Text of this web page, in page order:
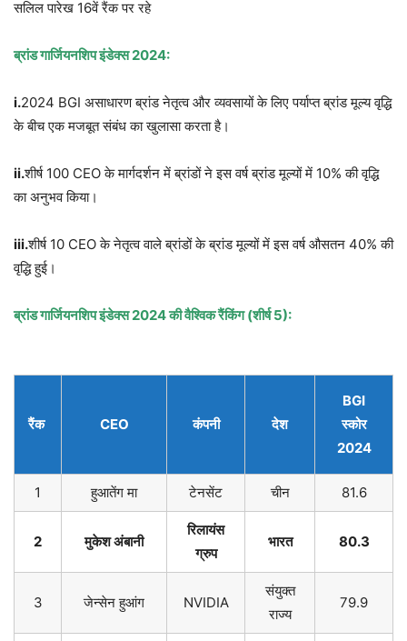
सलिल पारेख 16वें रैंक पर रहे
ब्रांड गार्जियनशिप इंडेक्स2024:
i.2024 BGI असाधारण ब्रांड नेतृत्व और व्यवसायों के लिए पर्याप्त ब्रांड मूल्य वृद्धि
के बीच एक मजबूत संबंध का खुलासा करता है।
ii.शीर्ष 100 CEO के मार्गदर्शन में ब्रांडों ने इस वर्ष ब्रांड मूल्यों में 10% की वृद्धि
का अनुभव किया।
iii.शीर्ष 10 CEO के नेतृत्व वाले ब्रांडों के ब्रांड मूल्यों में इस वर्ष औसतन 40% की
वृद्धि हुई।
ब्रांड गार्जियनशिप इंडेक्स2024की वैश्विक रैंकिंग (शीर्ष5):
रैंक CEO कंपनी देश
BGI
स्कोर
2024
1 हुआतेंग मा टेनसेंट चीन 81.6
2 मुकेश अंबानी
रिलायंस
ग्रुप
भारत 80.3
3 जेन्सेन हुआंग NVIDIA
संयुक्त
राज्य
79.9